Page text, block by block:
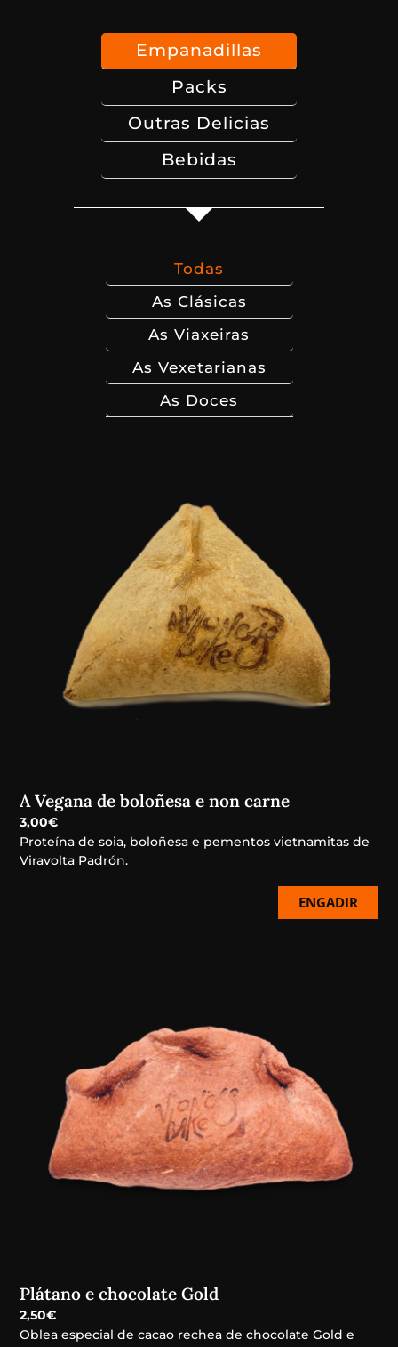
Empanadillas
Packs
Outras Delicias
Bebidas
Todas
As Clásicas
As Viaxeiras
As Vexetarianas
As Doces
A Vegana de boloñesa e non carne
3,00€
Proteína de soia, boloñesa e pementos vietnamitas de
Viravolta Padrón.
ENGADIR
Plátano e chocolate Gold
2,50€
Oblea especial de cacao rechea de chocolate Gold e